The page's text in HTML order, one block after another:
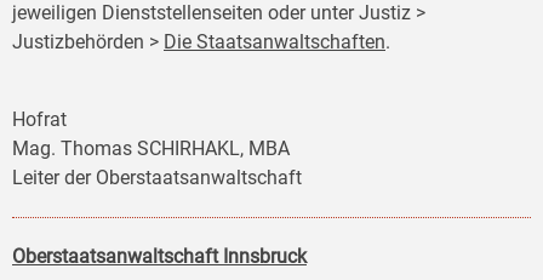
jeweiligen Dienststellenseiten oder unter Justiz >
Justizbehörden > Die Staatsanwaltschaften.
Hofrat
Mag. Thomas SCHIRHAKL, MBA
Leiter der Oberstaatsanwaltschaft
Oberstaatsanwaltschaft Innsbruck